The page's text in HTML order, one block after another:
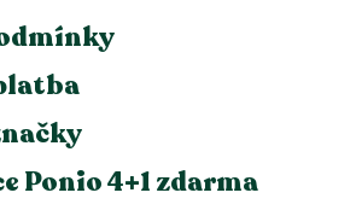
Ponio 4+1 zdarma